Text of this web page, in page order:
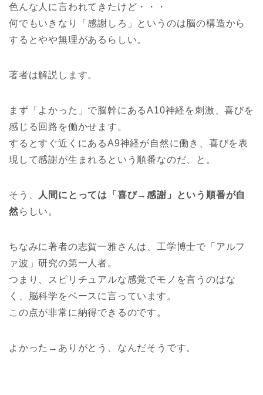
色んな人に言われてきたけど・・・
何でもいきなり「感謝しろ」というのは脳の構造から
するとやや無理があるらしい。
著者は解説します。
まず「よかった」で脳幹にあるA10神経を刺激、喜びを
感じる回路を働かせます。
するとすぐ近くにあるA9神経が自然に働き、喜びを表
現して感謝が生まれるという順番なのだ、と。
そう、
人間にとっては「喜び→感謝」という順番が自
然らしい。
ちなみに著者の志賀一雅さんは、工学博士で「アルフ
ァ波」研究の第一人者。
つまり、スピリチュアルな感覚でモノを言うのはな
く、脳科学をベースに言っています。
この点が非常に納得できるのです。
よかった→ありがとう、なんだそうです。